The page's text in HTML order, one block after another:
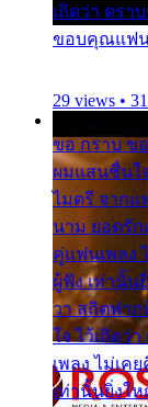
เถิดว่า ตรา
ขอบคุณแฟน
29 views •
ขอ กราบ ข
ผมแสนชื่นใ
ไมตรี จาก
นาม ยอดรัก
คู่แฟนเพลง
ผู้ฟัง เท่านั้น
วา สถิตฟาก
ใจ ไว้เถิดว่
เพลง ไม่เค
เท่านั้นยิ่งใ